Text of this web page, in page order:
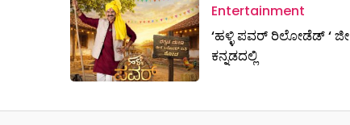
Entertainment
‘ಹಳ್ಳಿ ಪವರ್ ರಿಲೋಡೆಡ್ ‘ ಜೀ
ಕನ್ನಡದಲ್ಲಿ